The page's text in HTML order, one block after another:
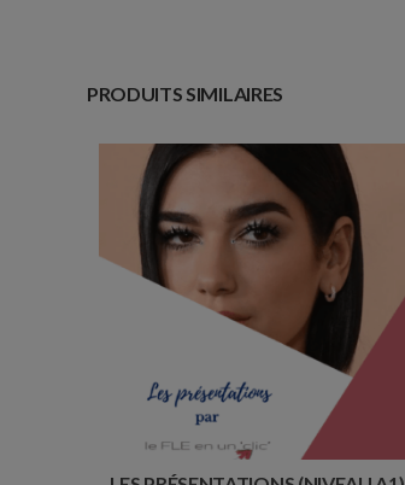
PRODUITS SIMILAIRES